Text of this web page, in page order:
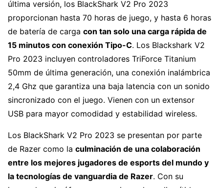
última versión, los BlackShark V2 Pro 2023
proporcionan hasta 70 horas de juego, y hasta 6 horas
de batería de carga con tan solo una carga rápida de
15 minutos con conexión Tipo-C. Los Blackshark V2
Pro 2023 incluyen controladores TriForce Titanium
50mm de última generación, una conexión inalámbrica
2,4 Ghz que garantiza una baja latencia con un sonido
sincronizado con el juego. Vienen con un extensor
USB para mayor comodidad y estabilidad wireless.
Los BlackShark V2 Pro 2023 se presentan por parte
de Razer como la culminación de una colaboración
entre los mejores jugadores de esports del mundo y
la tecnologías de vanguardia de Razer. Con su